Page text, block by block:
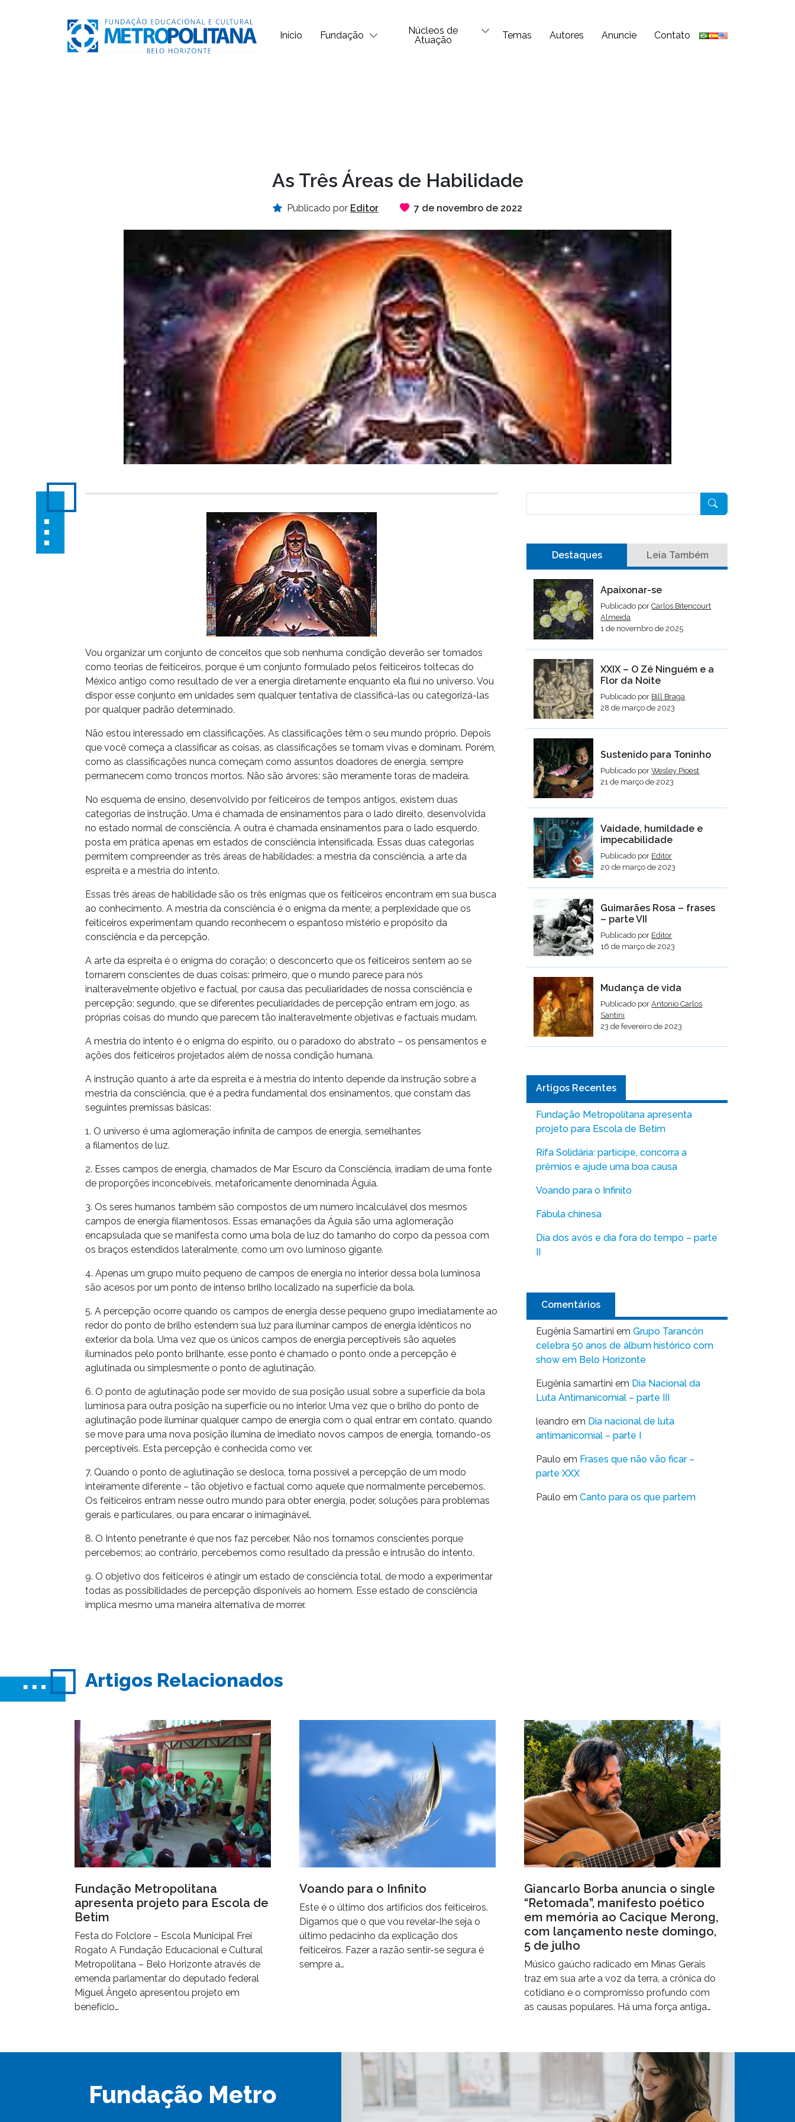
Início Fundação
Núcleos de
Atuação
Temas Autores Anuncie Contato
As Três Áreas de Habilidade
Publicado por Editor 7 de novembro de 2022
Vou organizar um conjunto de conceitos que sob nenhuma condição deverão ser tomados
como teorias de feiticeiros, porque é um conjunto formulado pelos feiticeiros toltecas do
México antigo como resultado de ver a energia diretamente enquanto ela flui no universo. Vou
dispor esse conjunto em unidades sem qualquer tentativa de classificá-las ou categorizá-las
por qualquer padrão determinado.
Não estou interessado em classificações. As classificações têm o seu mundo próprio. Depois
que você começa a classificar as coisas, as classificações se tornam vivas e dominam. Porém,
como as classificações nunca começam como assuntos doadores de energia, sempre
permanecem como troncos mortos. Não são árvores; são meramente toras de madeira.
No esquema de ensino, desenvolvido por feiticeiros de tempos antigos, existem duas
categorias de instrução. Uma é chamada de ensinamentos para o lado direito, desenvolvida
no estado normal de consciência. A outra é chamada ensinamentos para o lado esquerdo,
posta em prática apenas em estados de consciência intensificada. Essas duas categorias
permitem compreender as três áreas de habilidades: a mestria da consciência, a arte da
espreita e a mestria do intento.
Essas três áreas de habilidade são os três enigmas que os feiticeiros encontram em sua busca
ao conhecimento. A mestria da consciência é o enigma da mente; a perplexidade que os
feiticeiros experimentam quando reconhecem o espantoso mistério e propósito da
consciência e da percepção.
A arte da espreita é o enigma do coração; o desconcerto que os feiticeiros sentem ao se
tornarem conscientes de duas coisas: primeiro, que o mundo parece para nós
inalteravelmente objetivo e factual, por causa das peculiaridades de nossa consciência e
percepção; segundo, que se diferentes peculiaridades de percepção entram em jogo, as
próprias coisas do mundo que parecem tão inalteravelmente objetivas e factuais mudam.
A mestria do intento é o enigma do espírito, ou o paradoxo do abstrato – os pensamentos e
ações dos feiticeiros projetados além de nossa condição humana.
A instrução quanto à arte da espreita e à mestria do intento depende da instrução sobre a
mestria da consciência, que é a pedra fundamental dos ensinamentos, que constam das
seguintes premissas básicas:
1. O universo é uma aglomeração infinita de campos de energia, semelhantes
a filamentos de luz.
2. Esses campos de energia, chamados de Mar Escuro da Consciência, irradiam de uma fonte
de proporções inconcebíveis, metaforicamente denominada Águia.
3. Os seres humanos também são compostos de um número incalculável dos mesmos
campos de energia filamentosos. Essas emanações da Águia são uma aglomeração
encapsulada que se manifesta como uma bola de luz do tamanho do corpo da pessoa com
os braços estendidos lateralmente, como um ovo luminoso gigante.
4. Apenas um grupo muito pequeno de campos de energia no interior dessa bola luminosa
são acesos por um ponto de intenso brilho localizado na superfície da bola.
5. A percepção ocorre quando os campos de energia desse pequeno grupo imediatamente ao
redor do ponto de brilho estendem sua luz para iluminar campos de energia idênticos no
exterior da bola. Uma vez que os únicos campos de energia perceptíveis são aqueles
iluminados pelo ponto brilhante, esse ponto é chamado o ponto onde a percepção é
aglutinada ou simplesmente o ponto de aglutinação.
6. O ponto de aglutinação pode ser movido de sua posição usual sobre a superfície da bola
luminosa para outra posição na superfície ou no interior. Uma vez que o brilho do ponto de
aglutinação pode iluminar qualquer campo de energia com o qual entrar em contato, quando
se move para uma nova posição ilumina de imediato novos campos de energia, tornando-os
perceptíveis. Esta percepção é conhecida como ver.
7. Quando o ponto de aglutinação se desloca, torna possível a percepção de um modo
inteiramente diferente – tão objetivo e factual como aquele que normalmente percebemos.
Os feiticeiros entram nesse outro mundo para obter energia, poder, soluções para problemas
gerais e particulares, ou para encarar o inimaginável.
8. O Intento penetrante é que nos faz perceber. Não nos tornamos conscientes porque
percebemos; ao contrário, percebemos como resultado da pressão e intrusão do intento.
9. O objetivo dos feiticeiros é atingir um estado de consciência total, de modo a experimentar
todas as possibilidades de percepção disponíveis ao homem. Esse estado de consciência
implica mesmo uma maneira alternativa de morrer.
Destaques Leia Também
Apaixonar-se
Publicado porCarlos Bitencourt
Almeida
1 de novembro de 2025
XXIX – O Zé Ninguém e a
Flor da Noite
Publicado por Bill Braga
28 de março de 2023
Sustenido para Toninho
Publicado porWesley Pioest
21 de março de 2023
Vaidade, humildade e
impecabilidade
Publicado por Editor
20 de março de 2023
Guimarães Rosa – frases
– parte VII
Publicado por Editor
16 de março de 2023
Mudança de vida
Publicado porAntonio Carlos
Santini
23 de fevereiro de 2023
Artigos Recentes
Fundação Metropolitana apresenta
projeto para Escola de Betim
Rifa Solidária: participe, concorra a
prêmios e ajude uma boa causa
Voando para o Infinito
Fábula chinesa
Dia dos avós e dia fora do tempo – parte
II
Comentários
Eugênia Samartini em Grupo Tarancón
celebra 50 anos de álbum histórico com
show em Belo Horizonte
Eugênia samartini em Dia Nacional da
Luta Antimanicomial – parte III
leandro em Dia nacional de luta
antimanicomial – parte I
Paulo em Frases que não vão ficar –
parte XXX
Paulo em Canto para os que partem
Artigos Relacionados
Fundação Metropolitana
apresenta projeto para Escola de
Betim
Festa do Folclore – Escola Municipal Frei
Rogato A Fundação Educacional e Cultural
Metropolitana – Belo Horizonte através de
emenda parlamentar do deputado federal
Miguel Ângelo apresentou projeto em
benefício…
Voando para o Infinito
Este é o último dos artifícios dos feiticeiros.
Digamos que o que vou revelar-lhe seja o
último pedacinho da explicação dos
feiticeiros. Fazer a razão sentir-se segura é
sempre a…
Giancarlo Borba anuncia o single
“Retomada”, manifesto poético
em memória ao Cacique Merong,
com lançamento neste domingo,
5 de julho
Músico gaúcho radicado em Minas Gerais
traz em sua arte a voz da terra, a crônica do
cotidiano e o compromisso profundo com
as causas populares. Há uma força antiga…
Fundação Metro